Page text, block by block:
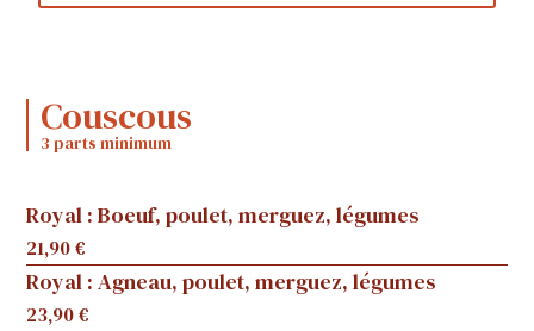
Couscous
3 parts minimum
Royal : Boeuf, poulet, merguez, légumes
21,90 €
Royal : Agneau, poulet, merguez, légumes
23,90 €